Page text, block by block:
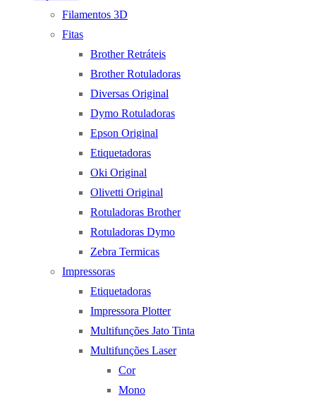
Filamentos 3D
Fitas
Brother Retráteis
Brother Rotuladoras
Diversas Original
Dymo Rotuladoras
Epson Original
Etiquetadoras
Oki Original
Olivetti Original
Rotuladoras Brother
Rotuladoras Dymo
Zebra Termicas
Impressoras
Etiquetadoras
Impressora Plotter
Multifunções Jato Tinta
Multifunções Laser
Cor
Mono